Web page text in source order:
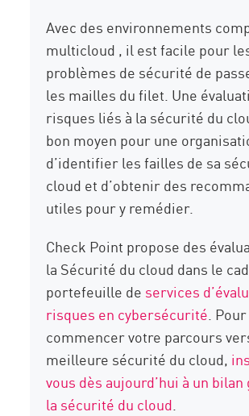
Avec des environnements
multicloud , il est facile pour
problèmes de sécurité de
les mailles du filet. Une
risques liés à la sécurité du
bon moyen pour une
d’identifier les failles de sa
cloud et d’obtenir des
utiles pour y remédier.
Check Point propose des
la Sécurité du cloud dans le
portefeuille de services
risques en cybersécurité. Pour
commencer votre parcours
meilleure sécurité du cloud,
vous dès aujourd’hui à un
la sécurité du cloud.